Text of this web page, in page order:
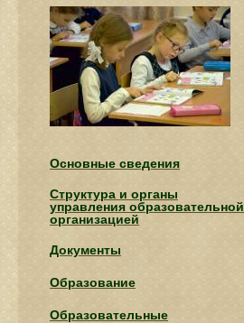
Основные сведения
Структура и органы
управления образовательной
организацией
Документы
Образование
Образовательные